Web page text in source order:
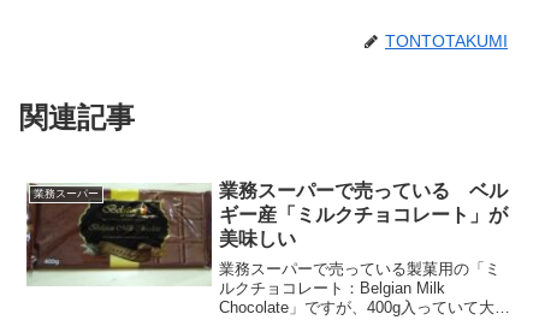
TONTOTAKUMI
関連記事
業務スーパー
業務スーパーで売っている ベル
ギー産「ミルクチョコレート」が
美味しい
業務スーパーで売っている製菓用の「ミ
ルクチョコレート：Belgian Milk
Chocolate」ですが、400g入っていて大き